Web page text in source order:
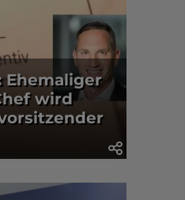
Ehemaliger
wird